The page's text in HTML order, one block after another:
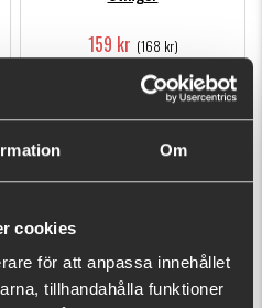
Om
cookies
för att anpassa innehållet
tillhandahålla funktioner
159 kr (168 kr)
Gädda Start Kit